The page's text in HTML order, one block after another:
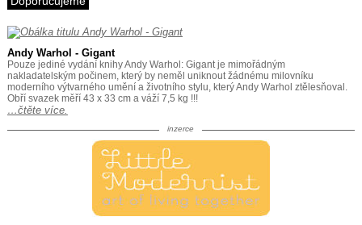
Andy Warhol - Gigant
Pouze jediné vydání knihy Andy Warhol: Gigant je mimořádným
nakladatelským počinem, který by neměl uniknout žádnému milovníku
moderního výtvarného umění a životního stylu, který Andy Warhol ztělesňoval.
Obří svazek měří 43 x 33 cm a váží 7,5 kg !!!
…čtěte více.
inzerce